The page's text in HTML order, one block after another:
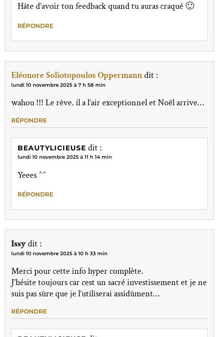
Hâte d’avoir ton feedback quand tu auras craqué 🙂
RÉPONDRE
Eléonore Soliotopoulos Oppermanndit :
lundi 10 novembre 2025 à 7 h 58 min
wahou !!! Le rêve. il a l’air exceptionnel et Noël arrive…
RÉPONDRE
BEAUTYLICIEUSE dit :
lundi 10 novembre 2025 à 11 h 14 min
Yeees ^^
RÉPONDRE
Issydit :
lundi 10 novembre 2025 à 10 h 33 min
Merci pour cette info hyper complète.
J’hésite toujours car cest un sacré investissement et je ne
suis pas sûre que je l’utiliserai assidûment…
RÉPONDRE